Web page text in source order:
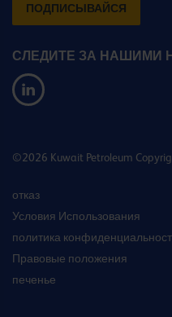
ПОДПИСЫВАЙСЯ
СЛЕДИТЕ ЗА НАШИМИ
©2026 Kuwait Petroleum
отказ
Условия Использования
политика
Правовые положения
печенье